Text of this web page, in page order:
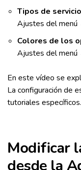
Tipos de
Ajustes del
Colores de los
Ajustes del
En este vídeo se
La configuración de
tutoriales específicos.
Modificar
desde la